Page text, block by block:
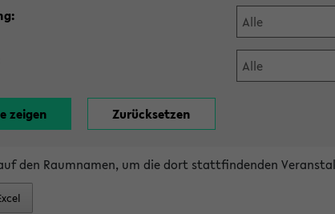
den Raumnamen, um die dort stattfindenden